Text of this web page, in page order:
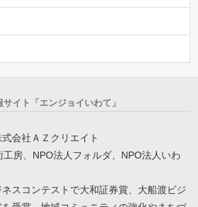
イト「エンジョイいわて」
会社ＡＺクリエイト
房、NPO法人フォルダ、NPO法人いわ
スコンテストで大和証券賞、大船渡ビジ